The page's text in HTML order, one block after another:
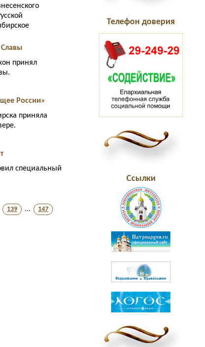
принял
России»
приняла
специальный
139 ... 147
Телефон доверия
Ссылки